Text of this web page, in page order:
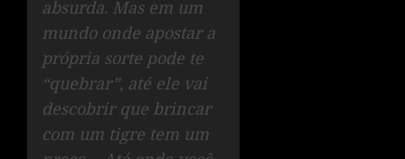
absurda. Mas em um
mundo onde apostar a
própria sorte pode te
“quebrar”, até ele vai
descobrir que brincar
com um tigre tem um